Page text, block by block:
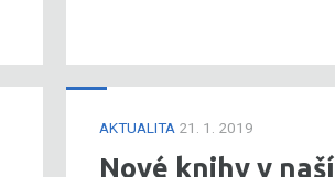
AKTUALITA 21. 1. 2019
Nové knihy v naší